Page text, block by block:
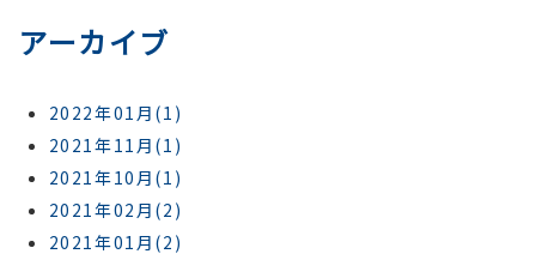
アーカイブ
2022年01月(1)
2021年11月(1)
2021年10月(1)
2021年02月(2)
2021年01月(2)